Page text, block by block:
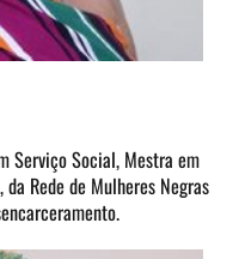
Serviço Social, Mestra em
Rede de Mulheres Negras